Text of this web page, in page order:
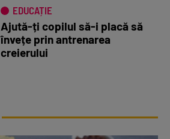
EDUCAȚIE
Ajută-ți copilul să-i placă să
învețe prin antrenarea
creierului